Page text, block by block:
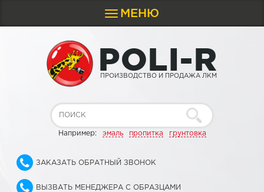
Toggle
navigation
МЕНЮ
POLI-R
ПРОИЗВОДСТВО И ПРОДАЖА ЛКМ
Например: эмаль пропитка грунтовка
ЗАКАЗАТЬ ОБРАТНЫЙ ЗВОНОК
ВЫЗВАТЬ МЕНЕДЖЕРА С ОБРАЗЦАМИ